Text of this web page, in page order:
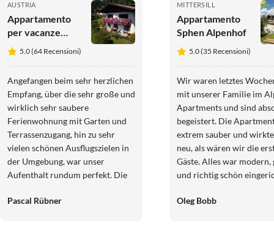
AUSTRIA
Appartamento
per vacanze
Schernthaner
vicino a Zell/See,
5.0 (64 Recensioni)
Angefangen beim sehr herzlichen
Empfang, über die sehr große und
wirklich sehr saubere
Ferienwohnung mit Garten und
Terrassenzugang, hin zu sehr
vielen schönen Ausflugszielen in
der Umgebung, war unser
Aufenthalt rundum perfekt. Die
ausgestattet und lädt zum
Pascal Rübner
MITTERSILL
Appartamento
Sphen Alpenhof
5.0 (35 Recensioni)
Wir waren letztes
mit unserer Familie im
Apartments und sind
begeistert. Die
extrem sauber und
neu, als wären wir die
Gäste. Alles war modern,
und richtig schön
und sehr freundlich. Man
Oleg Bobb